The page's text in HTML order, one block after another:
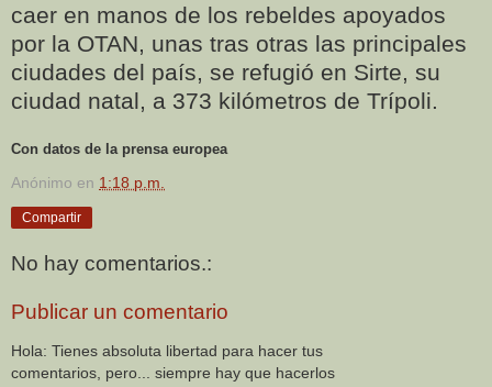
caer en manos de los rebeldes apoyados
por la OTAN, unas tras otras las principales
ciudades del país, se refugió en Sirte, su
ciudad natal, a 373 kilómetros de Trípoli.
Con datos de la prensa europea
Anónimo en 1:18 p.m.
Compartir
No hay comentarios.:
Publicar un comentario
Hola: Tienes absoluta libertad para hacer tus
comentarios, pero... siempre hay que hacerlos